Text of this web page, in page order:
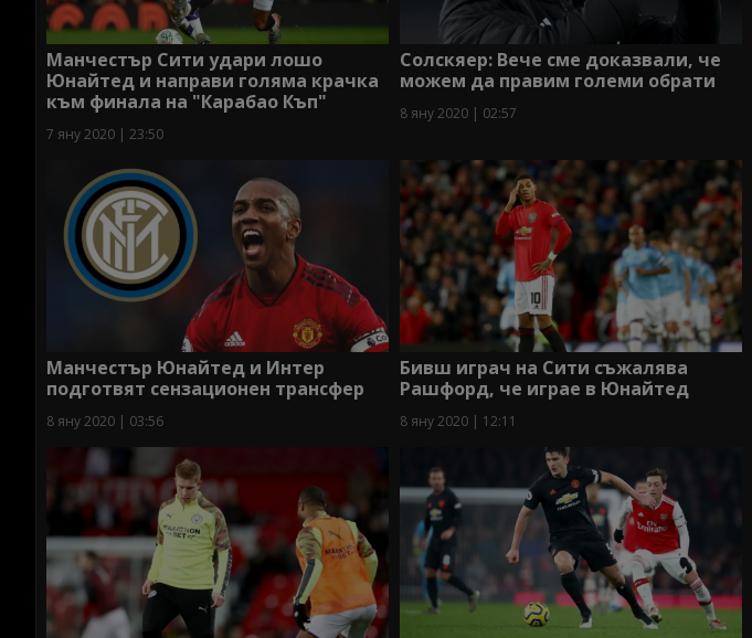
Манчестър Сити удари лошо
Юнайтед и направи голяма крачка
към финала на "Карабао Къп"
7 яну 2020 | 23:50
Солскяер: Вече сме доказвали, че
можем да правим големи обрати
8 яну 2020 | 02:57
Манчестър Юнайтед и Интер
подготвят сензационен трансфер
8 яну 2020 | 03:56
Бивш играч на Сити съжалява
Рашфорд, че играе в Юнайтед
8 яну 2020 | 12:11